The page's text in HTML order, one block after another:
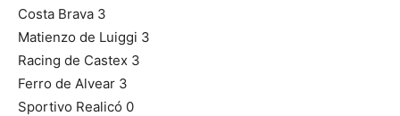
Costa Brava 3
Matienzo de Luiggi 3
Racing de Castex 3
Ferro de Alvear 3
Sportivo Realicó 0